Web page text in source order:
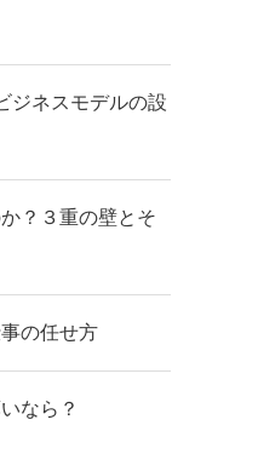
ジネスモデルの設
？３重の壁とそ
の任せ方
なら？